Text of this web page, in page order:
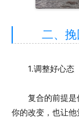
二、挽
1.调整好心态
复合的前提是
你的改变，也让他